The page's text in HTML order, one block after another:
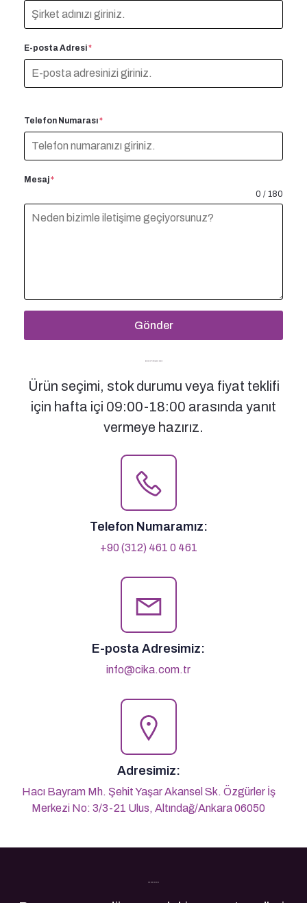
E-posta Adresi*
Telefon Numarası*
Mesaj*
0 / 180
Gönder
Bizimle İletişime Geçin
Ürün seçimi, stok durumu veya fiyat teklifi
için hafta içi 09:00-18:00 arasında yanıt
vermeye hazırız.
Telefon Numaramız:
+90 (312) 461 0 461
E-posta Adresimiz:
info@cika.com.tr
Adresimiz:
Hacı Bayram Mh. Şehit Yaşar Akansel Sk. Özgürler İş
Merkezi No: 3/3-21 Ulus, Altındağ/Ankara 06050
Son Yazılarımız